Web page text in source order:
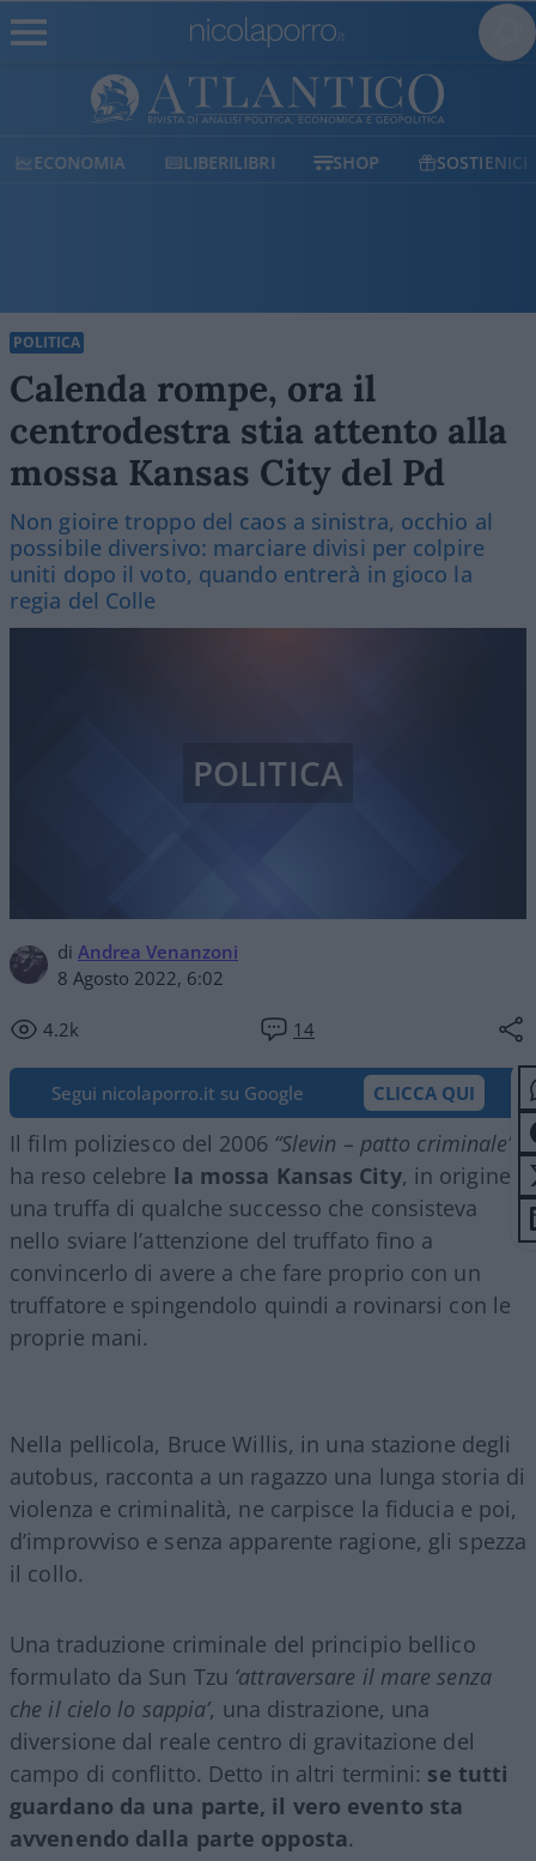
ECONOMIA LIBERILIBRI SHOP SOSTIENICI
POLITICA
Calenda rompe, ora il
centrodestra stia attento alla
mossa Kansas City del Pd
Non gioire troppo del caos a sinistra, occhio al
possibile diversivo: marciare divisi per colpire
uniti dopo il voto, quando entrerà in gioco la
regia del Colle
di Andrea Venanzoni
8 Agosto 2022, 6:02
4.2k 14
POLITICA
Segui nicolaporro.it su Google CLICCA QUI
Il film poliziesco del 2006 “Slevin – patto criminale”
ha reso celebre la mossa Kansas City, in origine
una truffa di qualche successo che consisteva
nello sviare l’attenzione del truffato fino a
convincerlo di avere a che fare proprio con un
truffatore e spingendolo quindi a rovinarsi con le
proprie mani.
Nella pellicola, Bruce Willis, in una stazione degli
autobus, racconta a un ragazzo una lunga storia di
violenza e criminalità, ne carpisce la fiducia e poi,
d’improvviso e senza apparente ragione, gli spezza
il collo.
Una traduzione criminale del principio bellico
formulato da Sun Tzu ‘attraversare il mare senza
che il cielo lo sappia’, una distrazione, una
diversione dal reale centro di gravitazione del
campo di conflitto. Detto in altri termini: se tutti
guardano da una parte, il vero evento sta
avvenendo dalla parte opposta.